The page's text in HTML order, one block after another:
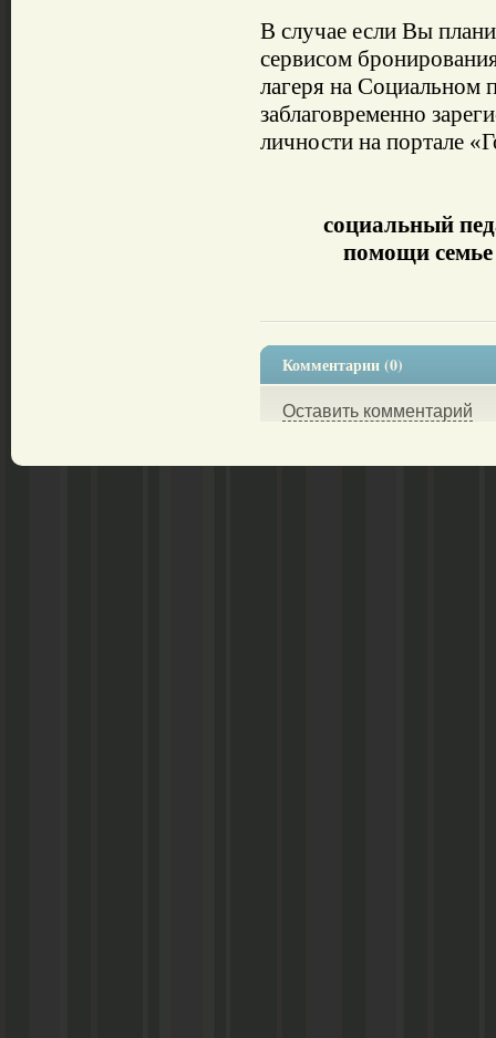
В случае если Вы
сервисом
лагеря на Социальном
заблаговременно
личности на портале
социальный
помощи
Комментарии (0)
Оставить комментарий